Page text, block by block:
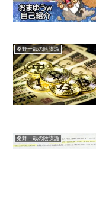
桑野一哉の陰謀論
桑野一哉の陰謀論